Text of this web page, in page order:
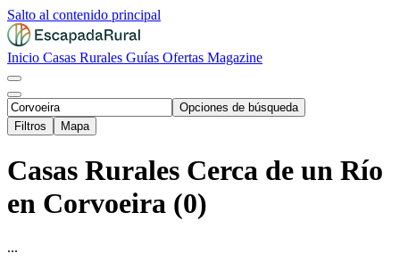
Salto al contenido principal
Inicio Casas Rurales Guías Ofertas Magazine
Opciones de búsqueda
Filtros
Mapa
Casas Rurales Cerca de un Río
en Corvoeira (0)
...